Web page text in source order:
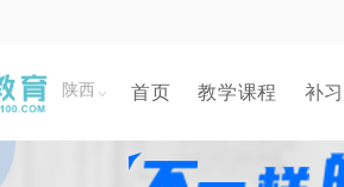
陕西 首页 教学课程 补